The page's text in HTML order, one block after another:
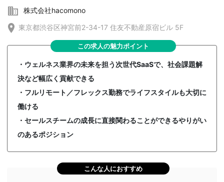
株式会社hacomono
東京都渋谷区神宮前2-34-17 住友不動産原宿ビル 5F
この求人の魅力ポイント
・ウェルネス業界の未来を担う次世代SaaSで、社会課題解
決など幅広く貢献できる
・フルリモート／フレックス勤務でライフスタイルも大切に
働ける
・セールスチームの成長に直接関わることができるやりがい
のあるポジション
こんな人におすすめ